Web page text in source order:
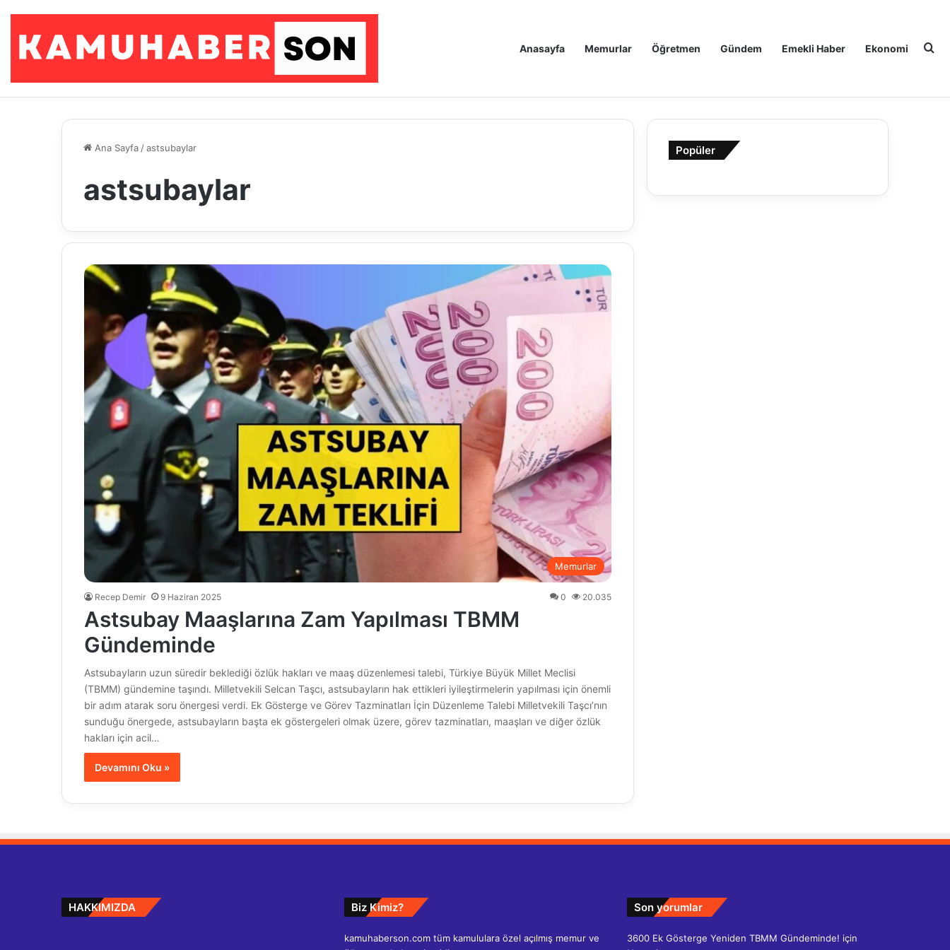
Anasayfa Memurlar Öğretmen Gündem Emekli Haber Ekonomi
Ana Sayfa /astsubaylar
astsubaylar
Memurlar
Recep Demir 9 Haziran 2025 0 20.035
Astsubay Maaşlarına Zam Yapılması TBMM
Gündeminde
Astsubayların uzun süredir beklediği özlük hakları ve maaş düzenlemesi talebi, Türkiye Büyük Millet Meclisi
(TBMM) gündemine taşındı. Milletvekili Selcan Taşcı, astsubayların hak ettikleri iyileştirmelerin yapılması için önemli
bir adım atarak soru önergesi verdi. Ek Gösterge ve Görev Tazminatları İçin Düzenleme Talebi Milletvekili Taşcı’nın
sunduğu önergede, astsubayların başta ek göstergeleri olmak üzere, görev tazminatları, maaşları ve diğer özlük
hakları için acil…
Devamını Oku »
Popüler
HAKKIMIZDA Biz Kimiz?
kamuhaberson.com tüm kamululara özel açılmış memur ve
Son yorumlar
3600 Ek Gösterge Yeniden TBMM Gündeminde! için